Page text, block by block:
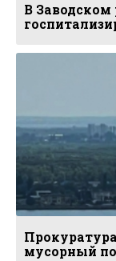
В
мусорный